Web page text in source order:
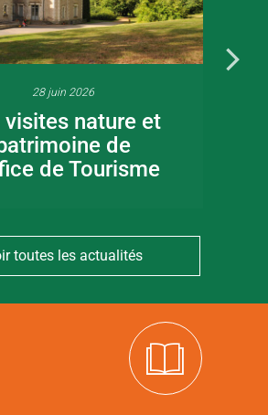
28 juin 2026
visites nature et
de
de Tourisme
toutes les actualités